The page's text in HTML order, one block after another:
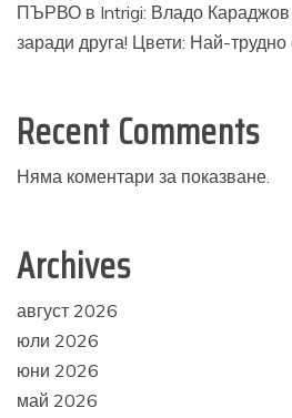
ПЪРВО в Intrigi: Владо
заради друга! Цвети: Най-трудно
Recent Comments
Няма коментари за показване.
Archives
август 2026
юли 2026
юни 2026
май 2026